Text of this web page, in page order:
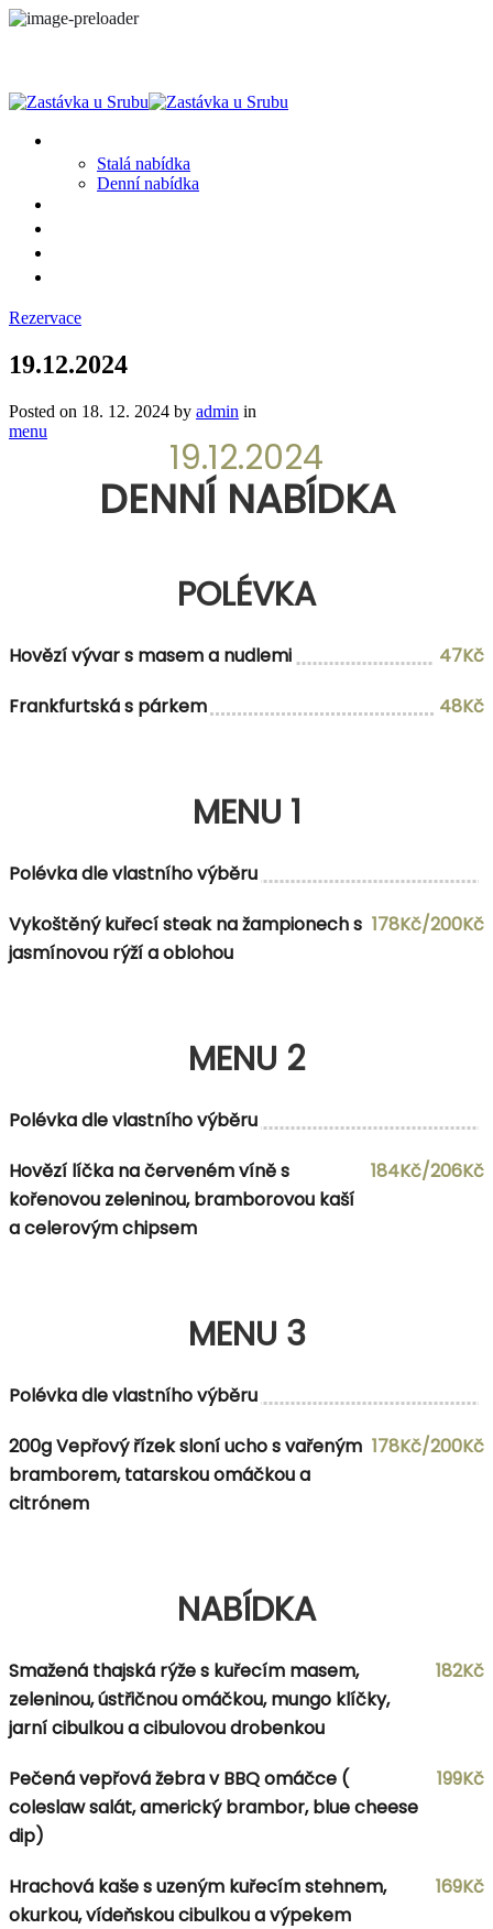
Stalá nabídka
Denní nabídka
Rezervace
19.12.2024
Posted on 18. 12. 2024 by admin in
menu
19.12.2024
DENNÍ NABÍDKA
POLÉVKA
Hovězí vývar s masem a nudlemi
47Kč
Frankfurtská s párkem
48Kč
MENU 1
Polévka dle vlastního výběru
Vykoštěný kuřecí steak na žampionech s
jasmínovou rýží a oblohou
178Kč/200Kč
MENU 2
Polévka dle vlastního výběru
Hovězí líčka na červeném víně s
kořenovou zeleninou, bramborovou kaší
a celerovým chipsem
184Kč/206Kč
MENU 3
Polévka dle vlastního výběru
200g Vepřový řízek sloní ucho s vařeným
bramborem, tatarskou omáčkou a
citrónem
178Kč/200Kč
NABÍDKA
Smažená thajská rýže s kuřecím masem,
zeleninou, ústřičnou omáčkou, mungo klíčky,
jarní cibulkou a cibulovou drobenkou
182Kč
Pečená vepřová žebra v BBQ omáčce (
coleslaw salát, americký brambor, blue cheese
dip)
199Kč
Hrachová kaše s uzeným kuřecím stehnem,
okurkou, vídeňskou cibulkou a výpekem
169Kč